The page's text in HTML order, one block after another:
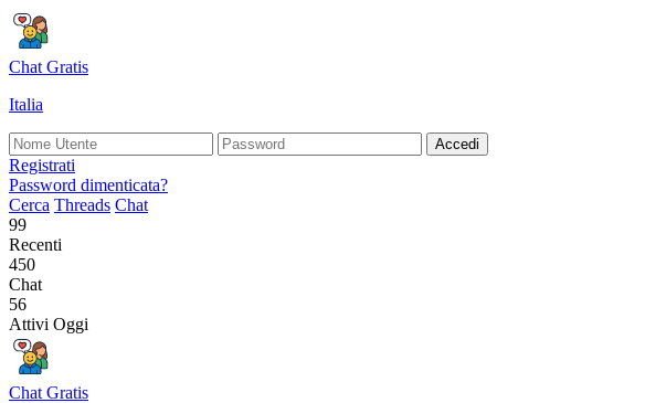
Chat Gratis
Italia
Accedi
Registrati
Password dimenticata?
Cerca Threads Chat
99
Recenti
450
Chat
56
Attivi Oggi
Chat Gratis